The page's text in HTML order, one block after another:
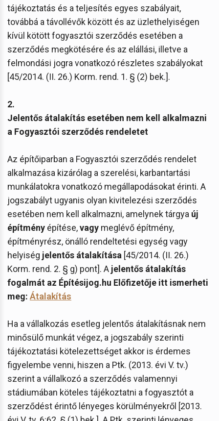
tájékoztatás és a teljesítés egyes szabályait,
továbbá a távollévők között és az üzlethelyiségen
kívül kötött fogyasztói szerződés esetében a
szerződés megkötésére és az elállási, illetve a
felmondási jogra vonatkozó részletes szabályokat
[45/2014. (II. 26.) Korm. rend. 1. § (2) bek.].
2.
Jelentős átalakítás esetében nem kell alkalmazni
a Fogyasztói szerződés rendeletet
Az építőiparban a Fogyasztói szerződés rendelet
alkalmazása kizárólag a szerelési, karbantartási
munkálatokra vonatkozó megállapodásokat érinti. A
jogszabályt ugyanis olyan kivitelezési szerződés
esetében nem kell alkalmazni, amelynek tárgya új
építmény építése,vagy meglévő építmény,
építményrész, önálló rendeltetési egység vagy
helyiség jelentős átalakítása [45/2014. (II. 26.)
Korm. rend. 2. § g) pont]. A jelentős átalakítás
fogalmát az Építésijog.hu Előfizetője itt ismerheti
meg: Átalakítás
Ha a vállalkozás esetleg jelentős átalakításnak nem
minősülő munkát végez, a jogszabály szerinti
tájékoztatási kötelezettséget akkor is érdemes
figyelembe venni, hiszen a Ptk. (2013. évi V. tv.)
szerint a vállalkozó a szerződés valamennyi
stádiumában köteles tájékoztatni a fogyasztót a
szerződést érintő lényeges körülményekről [2013.